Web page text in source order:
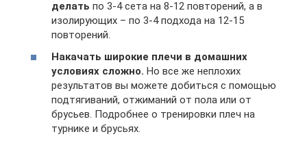
делать по 3-4 сета на 8-12 повторений, а в
изолирующих – по 3-4 подхода на 12-15
повторений.
Накачать широкие плечи в домашних
условиях сложно. Но все же неплохих
результатов вы можете добиться с помощью
подтягиваний, отжиманий от пола или от
брусьев. Подробнее о тренировки плеч на
турнике и брусьях.